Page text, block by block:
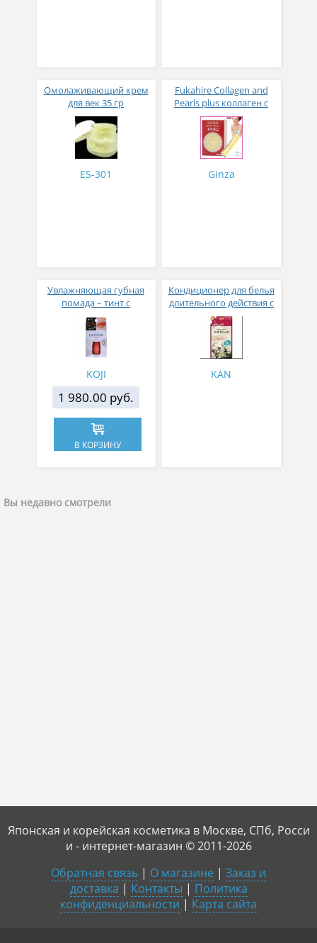
Омолаживающий крем
для век 35 гр
ES-301
Fukahire Collagen and
Pearls plus коллаген с
жемчужным порошком
№ 30
Ginza
Увлажняющая губная
помада – тинт с
аппликатором KOJI,
Красно-оранжевый
KOJI
1 980.00 руб.
В КОРЗИНУ
Кондиционер для белья
длительного действия с
аромакапсулами с
экзотическим ароматом
500 мл
KAN
Вы недавно смотрели
Японская и корейская косметика в Москве, СПб, Росси
и - интернет-магазин © 2011-2026
Обратная связь | О магазине | Заказ и
доставка | Контакты | Политика
конфиденциальности | Карта сайта